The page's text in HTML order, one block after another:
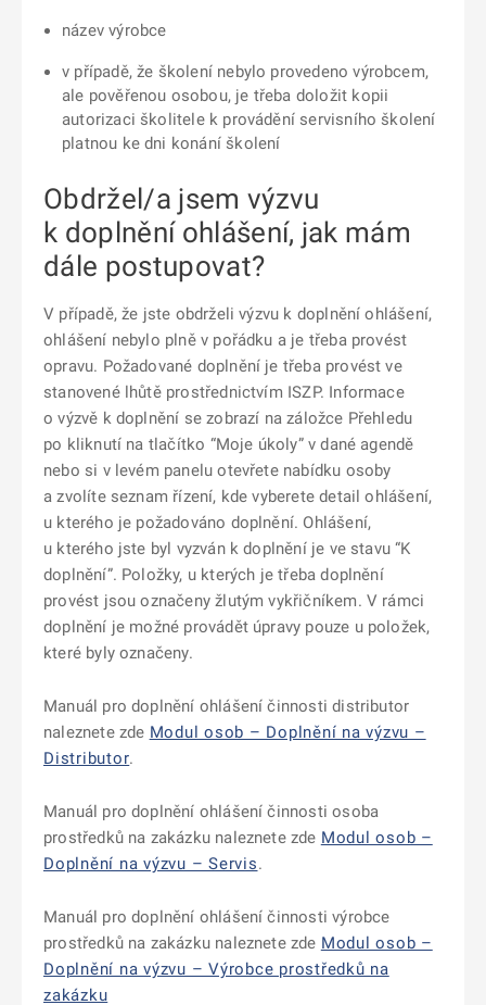
název výrobce
v případě, že školení nebylo provedeno výrobcem,
ale pověřenou osobou, je třeba doložit kopii
autorizaci školitele k provádění servisního školení
platnou ke dni konání školení
Obdržel/a jsem výzvu
k doplnění ohlášení, jak mám
dále postupovat?
V případě, že jste obdrželi výzvu k doplnění ohlášení,
ohlášení nebylo plně v pořádku a je třeba provést
opravu. Požadované doplnění je třeba provést ve
stanovené lhůtě prostřednictvím ISZP. Informace
o výzvě k doplnění se zobrazí na záložce Přehledu
po kliknutí na tlačítko “Moje úkoly” v dané agendě
nebo si v levém panelu otevřete nabídku osoby
a zvolíte seznam řízení, kde vyberete detail ohlášení,
u kterého je požadováno doplnění. Ohlášení,
u kterého jste byl vyzván k doplnění je ve stavu “K
doplnění”. Položky, u kterých je třeba doplnění
provést jsou označeny žlutým vykřičníkem. V rámci
doplnění je možné provádět úpravy pouze u položek,
které byly označeny.
Manuál pro doplnění ohlášení činnosti distributor
naleznete zde Modul osob – Doplnění na výzvu –
Distributor.
Manuál pro doplnění ohlášení činnosti osoba
prostředků na zakázku naleznete zde Modul osob –
Doplnění na výzvu – Servis.
Manuál pro doplnění ohlášení činnosti výrobce
prostředků na zakázku naleznete zde Modul osob –
Doplnění na výzvu – Výrobce prostředků na
zakázku